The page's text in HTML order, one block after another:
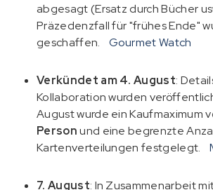
abgesagt (Ersatz durch Bücher
Präzedenzfall für "frühes Ende"
geschaffen.
Gourmet Watch
Verkündet am 4. August:
Kollaboration wurden
August wurde ein Kaufmaximum
Personund eine begrenzte
Kartenverteilungen festgelegt.
7. August: In Zusammenarbeit